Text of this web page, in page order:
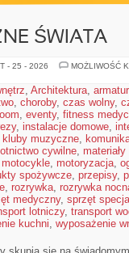
ŚWIATA
- 25 - 2026
MOŻLIWOŚĆ
, Architektura,
, choroby, czas wolny,
, eventy, fitness
, instalacje domowe,
kluby muzyczne,
lotnictwo cywilne,
motocykle, motoryzacja,
spożywcze, przepisy,
, rozrywka, rozrywka
medyczny, sprzęt
lotniczy, transport
kuchni, wyposażenie